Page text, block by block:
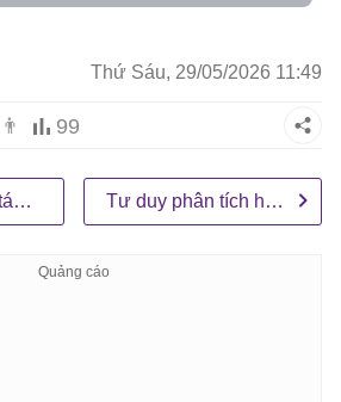
Thứ Sáu, 29/05/2026 11:49
👨 99
Tối ưu hóa hợp tác nhóm Tư duy phân tích hỗ trợ AI